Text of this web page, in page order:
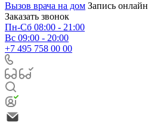
Вызов врача на дом Запись онлайн
Заказать звонок
Пн-Сб 08:00 - 21:00
Вс 09:00 - 20:00
+7 495 758 00 00